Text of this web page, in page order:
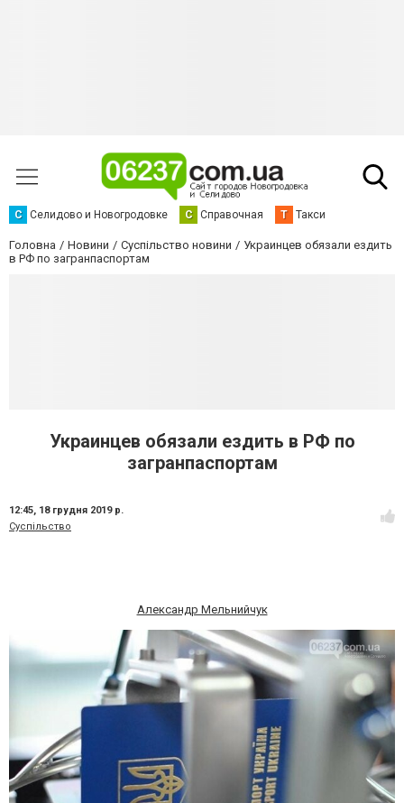
С Селидово и Новогродовке С Справочная Т Такси
Головна Новини Суспільство новини
Украинцев обязали ездить
в РФ по загранпаспортам
Украинцев обязали ездить в РФ по
загранпаспортам
12:45, 18 грудня 2019 р.
Суспільство
Александр Мельнийчук